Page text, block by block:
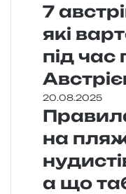
7
які
під час
20.08.2025
на
а що